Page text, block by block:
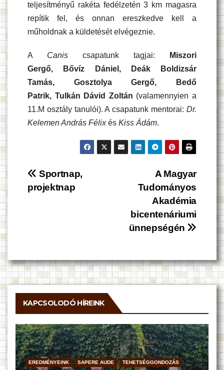
teljesítményű rakéta fedélzetén 3 km magasra
repítik fel, és onnan ereszkedve kell a
műholdnak a küldetését elvégeznie.
A Canis csapatunk tagjai:
Miszori
Gergő, Bővíz Dániel, Deák Boldizsár
Tamás, Gosztolya Gergő, Bedő
Patrik, Tulkán Dávid Zoltán (valamennyien a
11.M osztály tanulói). A csapatunk mentorai: Dr.
Kelemen András Félixés Kiss Ádám.
Bejegyzés
navigáció
A Magyar
Tudományos
Akadémia
bicentenáriumi
ünnepségén
Sportnap,
projektnap
KAPCSOLODÓ HÍREINK
EREDMÉNYEINK SAPERE AUDE TEHETSÉGGONDOZÁS